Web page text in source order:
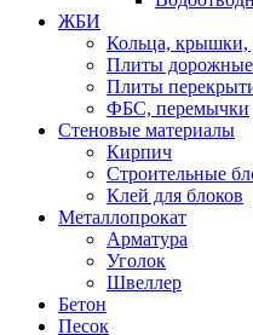
ЖБИ
Кольца, крышки,
Плиты дорожные
Плиты
ФБС, перемычки
Стеновые материалы
Кирпич
Строительные
Клей для блоков
Металлопрокат
Арматура
Уголок
Швеллер
Бетон
Песок